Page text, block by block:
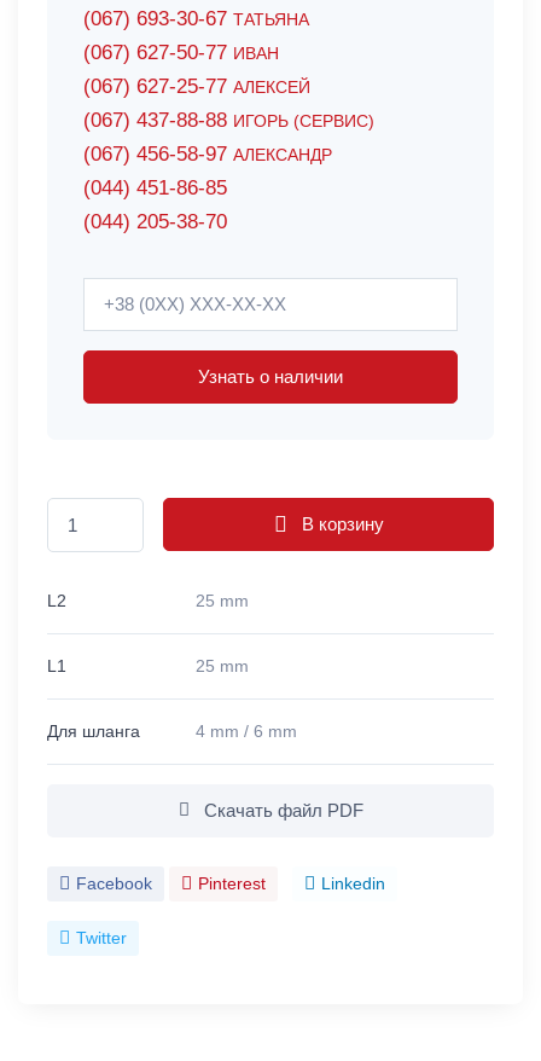
(067) 693-30-67 ТАТЬЯНА
(067) 627-50-77 ИВАН
(067) 627-25-77 АЛЕКСЕЙ
(067) 437-88-88 ИГОРЬ (СЕРВИС)
(067) 456-58-97 АЛЕКСАНДР
(044) 451-86-85
(044) 205-38-70
Узнать о наличии
В корзину
L2 25 mm
L1 25 mm
Для шланга 4 mm / 6 mm
Скачать файл PDF
Facebook Pinterest Linkedin
Twitter